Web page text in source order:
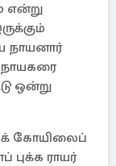
என்று
நாயனார்
ஒன்று
கோயிலைப்
புக்க ராயர்